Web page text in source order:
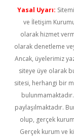
Yasal Uyarı:
ve İletişim
olarak hizmet
olarak denetleme
Ancak, üyelerimiz
siteye üye olarak
sitesi, herhangi bir
paylaşılmaktadır.
olup, gerçek
Gerçek kurum ve